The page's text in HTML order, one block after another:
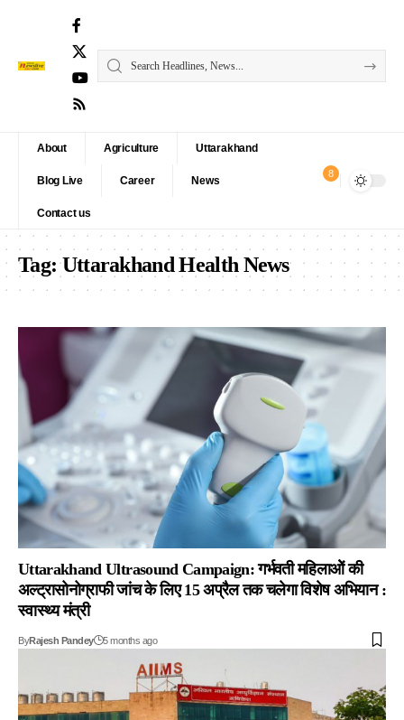
About Agriculture Uttarakhand
Blog Live Career News
Contact us
8
Tag:Uttarakhand Health News
Uttarakhand Ultrasound Campaign: गर्भवती महिलाओें की
अल्ट्रासोनोग्राफी जांच के लिए 15 अप्रैल तक चलेगा विशेष अभियान :
स्वास्थ्य मंत्री
ByRajesh Pandey 5 months ago